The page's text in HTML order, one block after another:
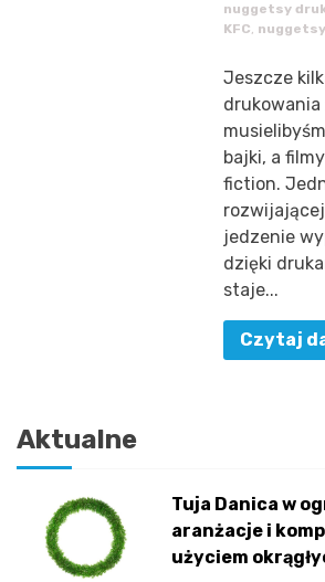
nuggetsy
KFC,
Jeszcze
bajki, a
fiction.
jedzenie
dzięki
staje...
Czytaj
Aktualne
Tuja Danica w
aranżacje i
użyciem